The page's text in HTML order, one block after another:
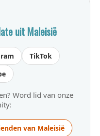
uit Maleisië
TikTok
Word lid van onze
van Maleisië